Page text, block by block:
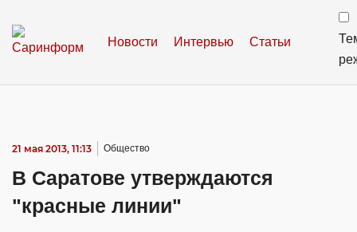
Новости Интервью Статьи
21 мая 2013, 11:13 Общество
В Саратове утверждаются
"красные линии"